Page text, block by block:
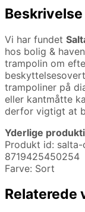
Beskrivelse
Vi har fundet
hos bolig &
trampolin om
trampoliner på
eller kantmåtte
derfor vigtigt at
Yderlige
Produkt id:
8719425450254
Farve: Sort
Relaterede